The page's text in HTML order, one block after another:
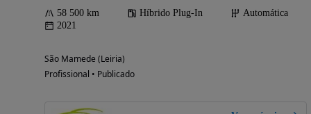
58 500 km Híbrido Plug-In
Automática
2021
São Mamede (Leiria)
Profissional • Publicado